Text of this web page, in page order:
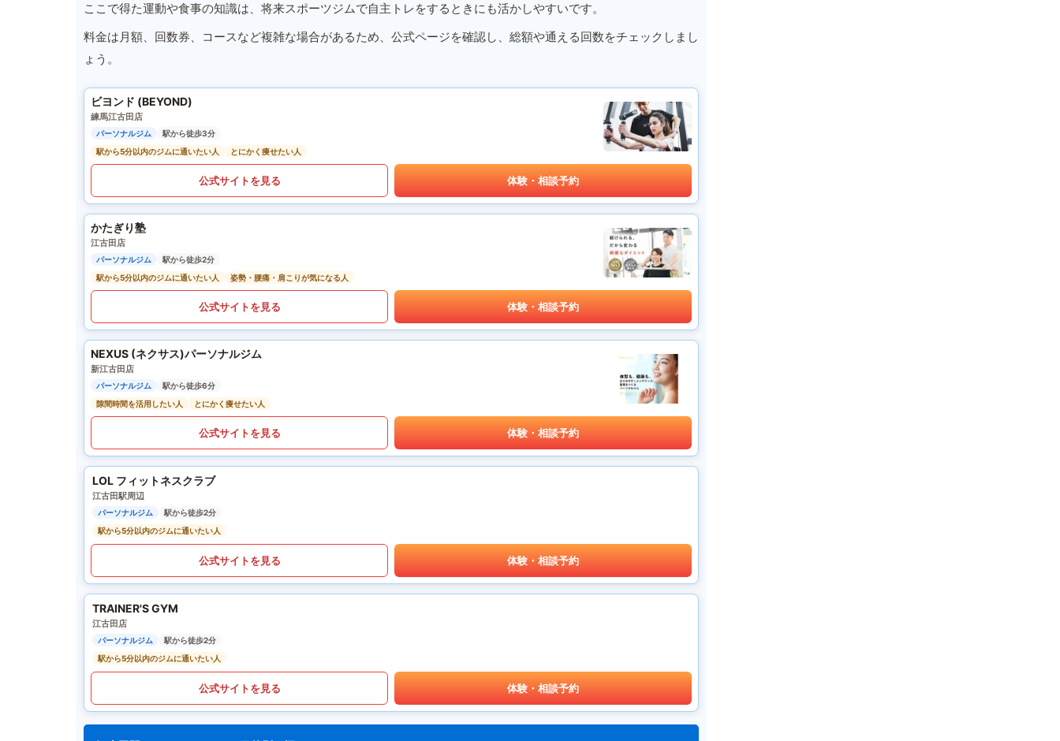
ここで得た運動や食事の知識は、将来スポーツジムで自主トレをするときにも活かしやすいです。
料金は月額、回数券、コースなど複雑な場合があるため、公式ページを確認し、総額や通える回数をチェックしまし
ょう。
ビヨンド (BEYOND)
練馬江古田店
パーソナルジム
駅から徒歩3分
駅から5分以内のジムに通いたい人
とにかく痩せたい人
公式サイトを見る 体験・相談予約
かたぎり塾
江古田店
パーソナルジム
駅から徒歩2分
駅から5分以内のジムに通いたい人
姿勢・腰痛・肩こりが気になる人
公式サイトを見る 体験・相談予約
NEXUS (ネクサス)パーソナルジム
新江古田店
パーソナルジム
駅から徒歩6分
隙間時間を活用したい人
とにかく痩せたい人
公式サイトを見る 体験・相談予約
LOL フィットネスクラブ
江古田駅周辺
パーソナルジム
駅から徒歩2分
駅から5分以内のジムに通いたい人
公式サイトを見る 体験・相談予約
TRAINER'S GYM
江古田店
パーソナルジム
駅から徒歩2分
駅から5分以内のジムに通いたい人
公式サイトを見る 体験・相談予約